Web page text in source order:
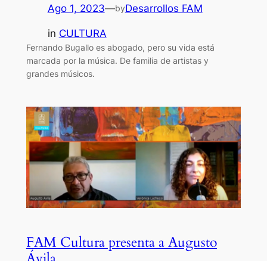
Ago 1, 2023—byDesarrollos FAM
in CULTURA
Fernando Bugallo es abogado, pero su vida está
marcada por la música. De familia de artistas y
grandes músicos.
FAM Cultura presenta a Augusto